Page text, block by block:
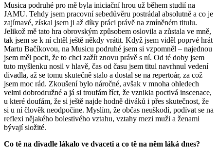
Musica podruhé pro mě byla iniciační hrou už během studií na
JAMU. Tehdy jsem pracovní sebedůvěru postrádal absolutně a co je
zajímavé, získal jsem ji až díky práci právě na zmíněném titulu.
Jelikož mě tato hra obrovským způsobem oslovila a zůstala ve mně,
tak jsem se k ní chtěl ještě někdy vrátit. Když jsem viděl poprvé hrát
Martu Bačíkovou, na Musicu podruhé jsem si vzpomněl – najednou
jsem měl pocit, že to chci zažít znovu právě s ní. Od té doby jsem
tuto myšlenku nosil v hlavě, čas od času jsem titul navrhnul vedení
divadla, až se tomu skutečně stalo a dostal se na repertoár, za což
jsem moc rád. Zkoušení bylo náročné, avšak v mnoha ohledech
velmi dobrodružné a já si troufám říct, že vznikla poctivá inscenace,
u které doufám, že si ještě najde hodně diváků i přes skutečnost, že
si u ní člověk neodpočine. Myslím, že občas neuškodí, podívat se na
reflexi nějakého bolestivého vztahu, vztahy mezi muži a ženami
bývají složité.
Co tě na divadle lákalo ve dvaceti a co tě na něm láká dnes?